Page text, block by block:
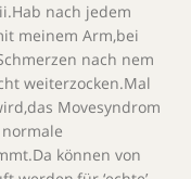
nach jedem
meinem Arm,bei
nach nem
weiterzocken.Mal
Movesyndrom
können von